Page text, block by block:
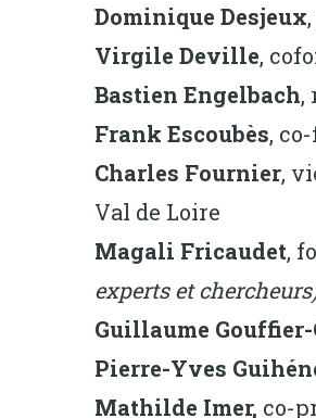
Dominique Desjeux
Virgile Deville,
Bastien Engelbach,
Frank Escoubès,
Charles Fournier,
Val de Loire
Magali Fricaudet,
experts et
Guillaume Gouffier-
Pierre-Yves
Mathilde Imer, co-